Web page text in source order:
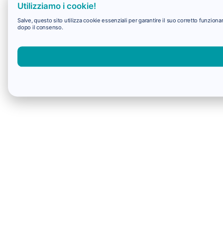
Utilizziamo i cookie!
Salve, questo sito utilizza cookie essenziali per garantire il suo corretto
dopo il consenso.